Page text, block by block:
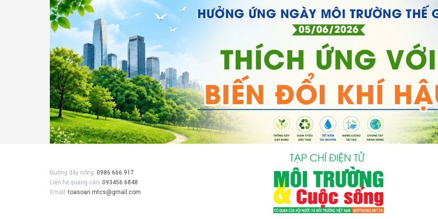
Đường dây nóng: 0986 666 917
Liên hệ quảng cáo: 093456 6848
Email:toasoan.mtcs@gmail.com
Gửi bình luận